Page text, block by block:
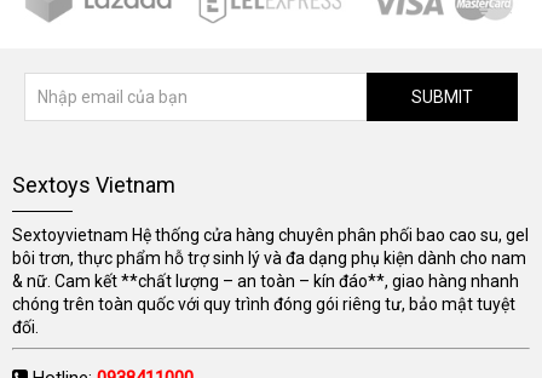
SUBMIT
Sextoys Vietnam
Sextoyvietnam Hệ thống cửa hàng chuyên phân phối bao cao su, gel
bôi trơn, thực phẩm hỗ trợ sinh lý và đa dạng phụ kiện dành cho nam
& nữ. Cam kết **chất lượng – an toàn – kín đáo**, giao hàng nhanh
chóng trên toàn quốc với quy trình đóng gói riêng tư, bảo mật tuyệt
đối.